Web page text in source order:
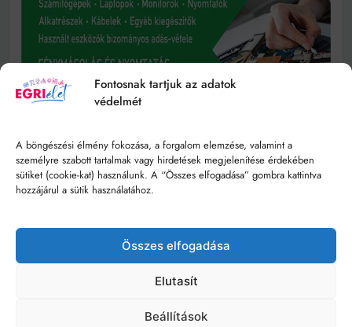
Fontosnak tartjuk az adatok
védelmét
A böngészési élmény fokozása, a forgalom elemzése, valamint a
személyre szabott tartalmak vagy hirdetések megjelenítése érdekében
sütiket (cookie-kat) használunk. A “Összes elfogadása” gombra kattintva
hozzájárul a sütik használatához.
Összes elfogadása
Elutasít
Beállítások